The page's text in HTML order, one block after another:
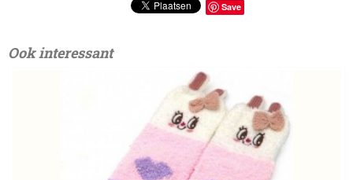
Save
Ook interessant